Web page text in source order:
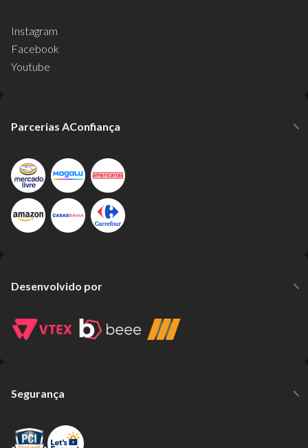
Instagram
Facebook
Youtube
Parcerias AConfiança
Desenvolvido por
Segurança